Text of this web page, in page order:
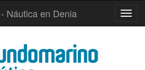
Náutica en Denia